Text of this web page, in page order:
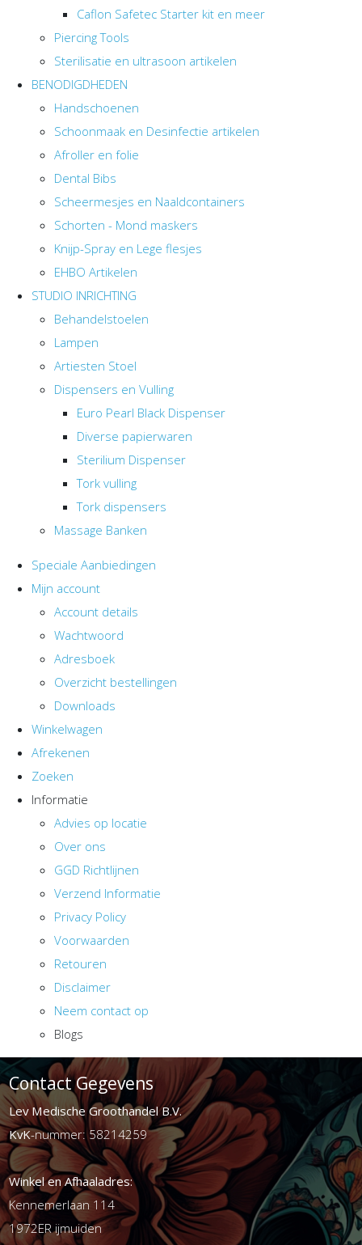
Caflon Safetec Starter kit en meer
Piercing Tools
Sterilisatie en ultrasoon artikelen
BENODIGDHEDEN
Handschoenen
Schoonmaak en Desinfectie artikelen
Afroller en folie
Dental Bibs
Scheermesjes en Naaldcontainers
Schorten - Mond maskers
Knijp-Spray en Lege flesjes
EHBO Artikelen
STUDIO INRICHTING
Behandelstoelen
Lampen
Artiesten Stoel
Dispensers en Vulling
Euro Pearl Black Dispenser
Diverse papierwaren
Sterilium Dispenser
Tork vulling
Tork dispensers
Massage Banken
Speciale Aanbiedingen
Mijn account
Account details
Wachtwoord
Adresboek
Overzicht bestellingen
Downloads
Winkelwagen
Afrekenen
Zoeken
Informatie
Advies op locatie
Over ons
GGD Richtlijnen
Verzend Informatie
Privacy Policy
Voorwaarden
Retouren
Disclaimer
Neem contact op
Blogs
Contact Gegevens
Lev Medische Groothandel B.V.
KvK-nummer: 58214259
Winkel en Afhaaladres:
Kennemerlaan 114
1972ER ijmuiden